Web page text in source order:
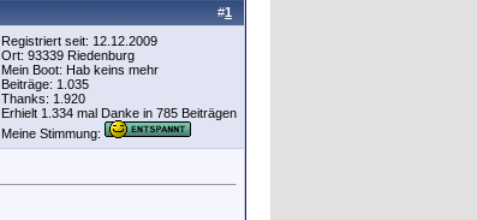
#1
Registriert seit: 12.12.2009
Ort: 93339 Riedenburg
Mein Boot: Hab keins mehr
Beiträge: 1.035
Thanks: 1.920
Erhielt 1.334 mal Danke in 785 Beiträgen
Meine Stimmung: